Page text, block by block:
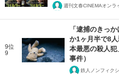
週刊文春CINEMAオンラ
9位
9
「逮捕のきっ
か1ヶ月半で8
本最悪の殺人
事件）
鉄人ノンフィク